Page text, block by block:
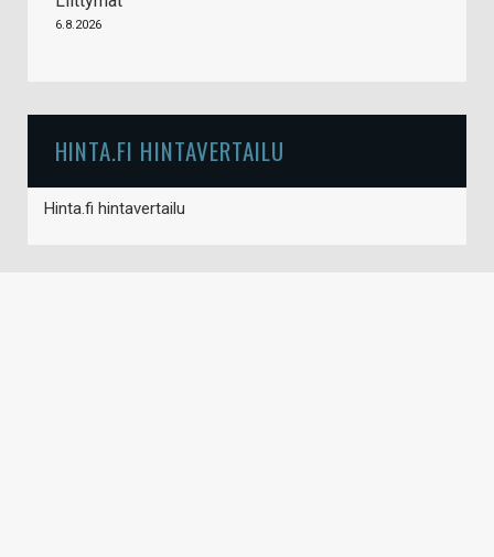
6.8.2026
HINTA.FI HINTAVERTAILU
Hinta.fi hintavertailu